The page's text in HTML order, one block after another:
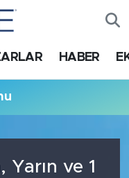
HABER
Yarın ve 1
Fikstür